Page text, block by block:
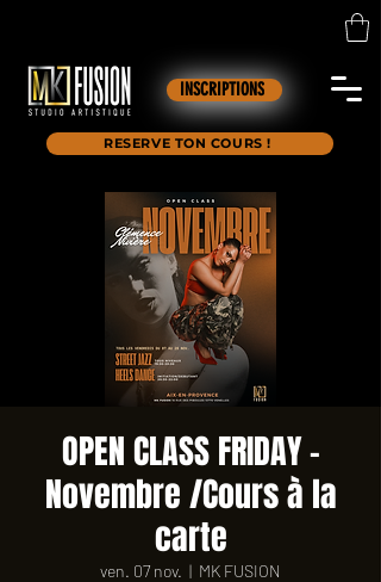
INSCRIPTIONS
RESERVE TON COURS !
OPEN CLASS FRIDAY -
Novembre /Cours à la
carte
ven. 07 nov.
  |
MK FUSION